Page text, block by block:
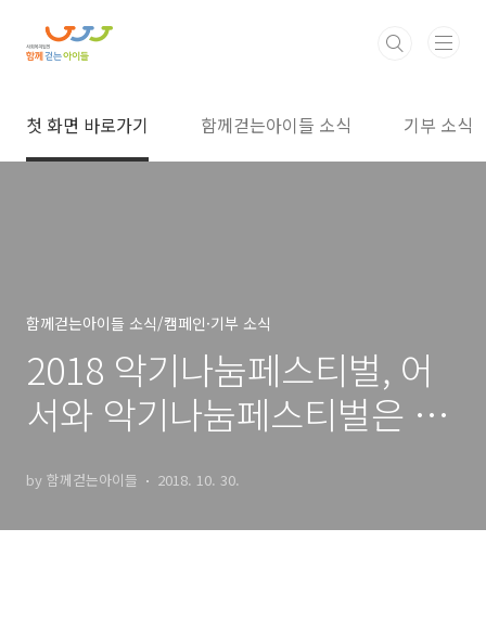
첫 화면 바로가기 함께걷는아이들 소식 기부 소식
함께걷는아이들 소식/캠페인·기부 소식
2018 악기나눔페스티벌, 어
서와 악기나눔페스티벌은 처
by 함께걷는아이들 2018. 10. 30.